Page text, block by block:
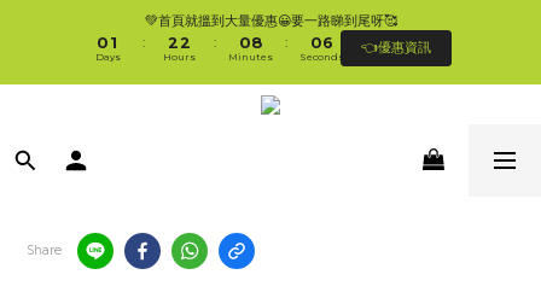
🛍香港購物滿$250免順豐自提櫃🚛 | 香港滿$350/澳門滿$499即免運費直接送上門
🥰
💚首頁就搵到大量優惠😀要一路睇到尾呀🥰
0 1
0
Days
:
3
2
1
0
3
2
1
0
Hours
:
1
0
9
8
7
6
Minutes
:
1
0
7
6
5
4
Seconds
👈優惠資訊
🛍香港購物滿$250免順豐自提櫃🚛 | 香港滿$350/澳門滿$499即免運費直接送上門
Share